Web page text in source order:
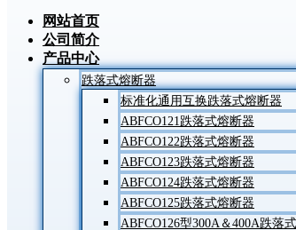
网站首页
公司简介
产品中心
跌落式熔断器
标准化通用互换跌落式熔断器
ABFCO121跌落式熔断器
ABFCO122跌落式熔断器
ABFCO123跌落式熔断器
ABFCO124跌落式熔断器
ABFCO125跌落式熔断器
ABFCO126型300A＆400A跌落